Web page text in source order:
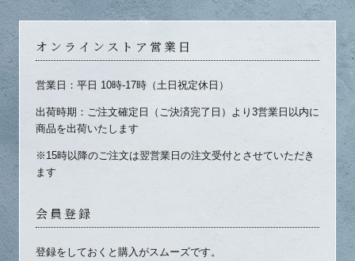
オンラインストア営業日
営業日：平日 10時-17時（土日祝定休日）
出荷時期：ご注文確定日（ご決済完了日）より3営業日以内に
商品を出荷いたします
※15時以降のご注文は翌営業日の注文受付とさせていただき
ます
会員登録
登録をしておくと購入がスムーズです。